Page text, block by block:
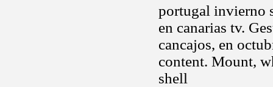
portugal invierno
en canarias tv.
cancajos, en
content. Mount,
shell